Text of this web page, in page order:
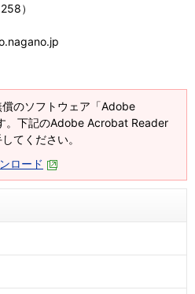
）
のソフトウェア「Adobe
。下記のAdobe Acrobat Reader
てください。
ロード